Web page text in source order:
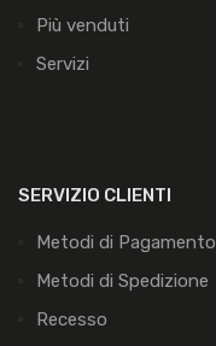
Più venduti
Servizi
SERVIZIO CLIENTI
Metodi di Pagamento
Metodi di Spedizione
Recesso